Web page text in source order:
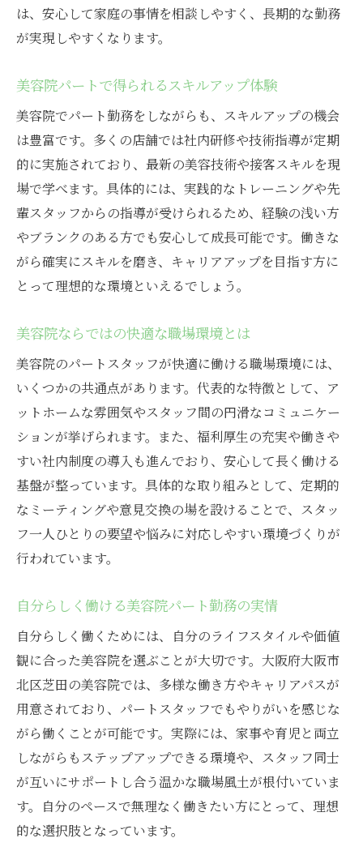
美容院パートで自信を取り戻すステップ
ブランク歓迎の美容院で得られるサポート
短時間勤務が可能な美容院の選び方ガイド
短時間勤務対応の美容院を選ぶポイント
美容院パートで叶う効率的な働き方
美容院求人で短時間勤務を探すコツ
家庭と両立しやすい美容院パートの魅力
美容院で短時間勤務を実現する方法
美容院パートで無理なく働くための工夫
美容師スキルを活かすパートタイムの新提案
美容院でスキルアップを目指す働き方
パート勤務で広がる美容師の可能性
美容院パートタイムの新しいキャリア形成
美容院でスキルを磨くパート勤務の魅力
美容院パートで自己実現を目指す方法
ライフスタイルに合う美容院求人の探し方
美容院パート求人を上手に探すポイント
美容院で自分らしい働き方を見つける方法
ライフスタイル重視の美容院求人選び
美容院求人比較で大切にしたい視点
美容院パートスタッフの満足度が高い探し
方
は、安心して家庭の事情を相談しやすく、長期的な勤務
が実現しやすくなります。
美容院パートで得られるスキルアップ体験
美容院でパート勤務をしながらも、スキルアップの機会
は豊富です。多くの店舗では社内研修や技術指導が定期
的に実施されており、最新の美容技術や接客スキルを現
場で学べます。具体的には、実践的なトレーニングや先
輩スタッフからの指導が受けられるため、経験の浅い方
やブランクのある方でも安心して成長可能です。働きな
がら確実にスキルを磨き、キャリアアップを目指す方に
とって理想的な環境といえるでしょう。
美容院ならではの快適な職場環境とは
美容院のパートスタッフが快適に働ける職場環境には、
いくつかの共通点があります。代表的な特徴として、ア
ットホームな雰囲気やスタッフ間の円滑なコミュニケー
ションが挙げられます。また、福利厚生の充実や働きや
すい社内制度の導入も進んでおり、安心して長く働ける
基盤が整っています。具体的な取り組みとして、定期的
なミーティングや意見交換の場を設けることで、スタッ
フ一人ひとりの要望や悩みに対応しやすい環境づくりが
行われています。
自分らしく働ける美容院パート勤務の実情
自分らしく働くためには、自分のライフスタイルや価値
観に合った美容院を選ぶことが大切です。大阪府大阪市
北区芝田の美容院では、多様な働き方やキャリアパスが
用意されており、パートスタッフでもやりがいを感じな
がら働くことが可能です。実際には、家事や育児と両立
しながらもステップアップできる環境や、スタッフ同士
が互いにサポートし合う温かな職場風土が根付いていま
す。自分のペースで無理なく働きたい方にとって、理想
的な選択肢となっています。